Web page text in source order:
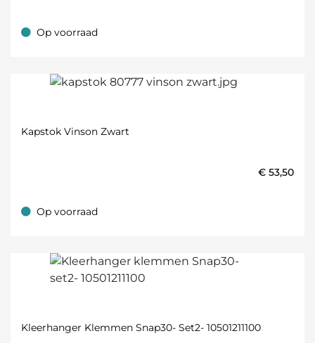
Op voorraad
Op voorraad
Kapstok Vinson Zwart
€ 53,50
Op voorraad
Op voorraad
Kleerhanger Klemmen Snap30- Set2- 10501211100